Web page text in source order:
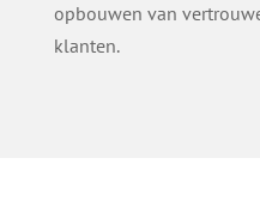
opbouwen van
klanten.